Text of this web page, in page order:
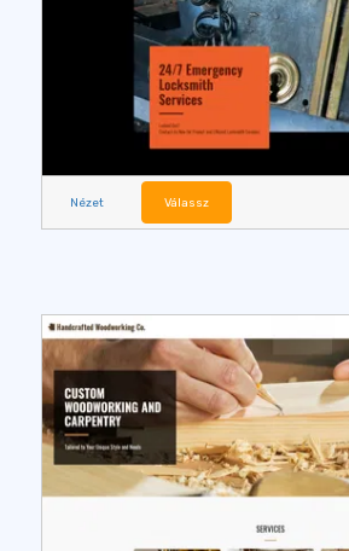
Nézet Válassz